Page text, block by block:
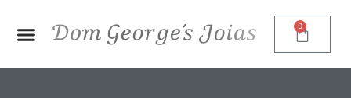
0